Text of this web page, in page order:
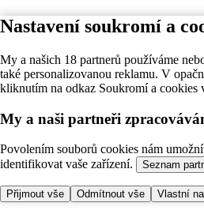
Nastavení soukromí a
My a našich 18 partnerů používáme
také personalizovanou reklamu. V
kliknutím na odkaz Soukromí a cookies
My a naši partneři
Povolením souborů cookies nám
identifikovat vaše zařízení.
Seznam
Přijmout vše Odmítnout vše Vlastní